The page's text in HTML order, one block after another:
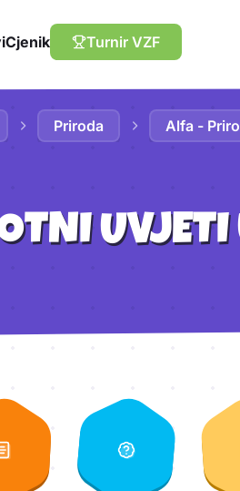
Cjenik Turnir VZF
Priroda Alfa -
UVJETI